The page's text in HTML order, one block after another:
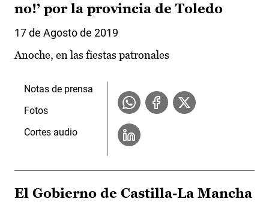
no!’ por la provincia de Toledo
17 de Agosto de 2019
Anoche, en las fiestas patronales
Notas de prensa
Fotos
Cortes audio
El Gobierno de Castilla-La Mancha